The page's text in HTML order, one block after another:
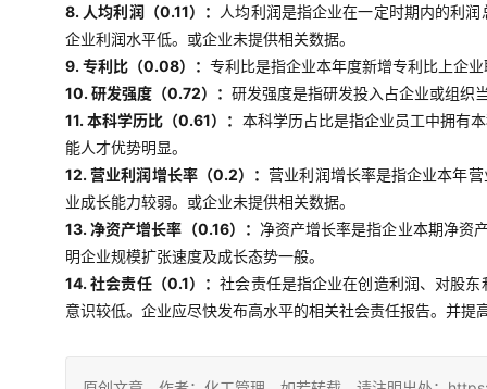
8. 人均利润（0.11）：
人均利润是指企业在一定时期内的利
企业利润水平低。或企业未提供相关数据。
9. 专利比（0.08）： 专利比是指企业本年度新增专利比上企
10. 研发强度（0.72）： 研发强度是指研发投入占企业或组织
11. 本科学历比（0.61）： 本科学历占比是指企业员工中拥有
能人才优势明显。
12. 营业利润增长率（0.2）：营业利润增长率是指企业本年
业成长能力较弱。或企业未提供相关数据。
13. 净资产增长率（0.16）： 净资产增长率是指企业本期净资
明企业规模扩张速度及成长态势一般。
14. 社会责任（0.1）：社会责任是指企业在创造利润、对股
意识较低。企业应尽快发布高水平的相关社会责任报告。并